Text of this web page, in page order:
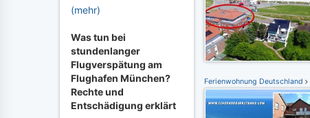
(mehr)
Was tun bei
stundenlanger
Flugverspätung am
Flughafen München?
Rechte und
Entschädigung erklärt
Ferienwohnung Deutschland